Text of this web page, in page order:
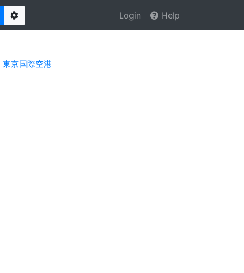
Options
Login Help
東京国際空港